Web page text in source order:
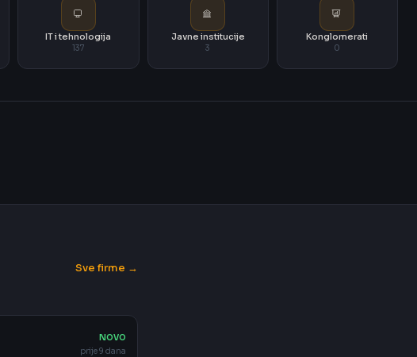
IT i tehnologija
137
Javne institucije
3
Konglomerati
0
Sve firme →
NOVO
prije 9 dana